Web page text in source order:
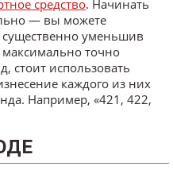
средство. Начинать
— вы можете
уменьшив
максимально точно
стоит использовать
каждого из них
Например, «421, 422,